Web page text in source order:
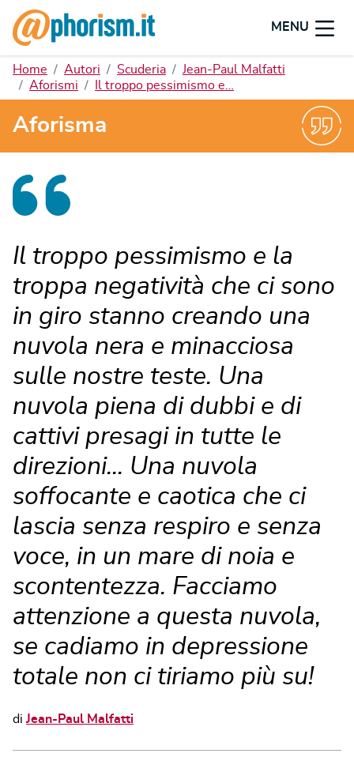
MENU
Home Autori Scuderia
Jean-Paul Malfatti
Aforismi
Il troppo pessimismo e…
Aforisma
Il troppo pessimismo e la
troppa negatività che ci sono
in giro stanno creando una
nuvola nera e minacciosa
sulle nostre teste. Una
nuvola piena di dubbi e di
cattivi presagi in tutte le
direzioni... Una nuvola
soffocante e caotica che ci
lascia senza respiro e senza
voce, in un mare di noia e
scontentezza. Facciamo
attenzione a questa nuvola,
se cadiamo in depressione
totale non ci tiriamo più su!
di Jean-Paul Malfatti